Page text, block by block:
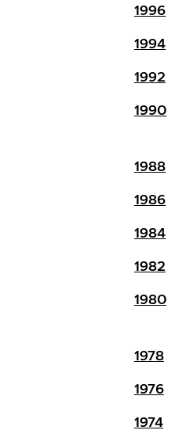
1996
1994
1992
1990
1988
1986
1984
1982
1980
1978
1976
1974